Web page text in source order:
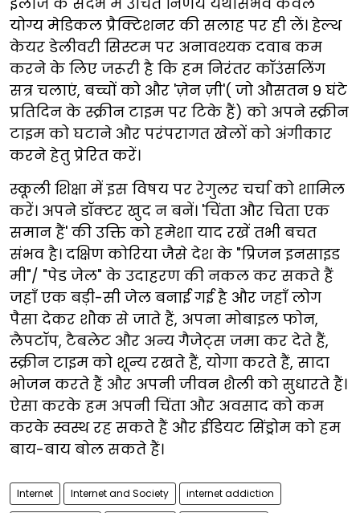
योग्य मेडिकल प्रैक्टिशनर की सलाह पर ही लें। हेल्थ
केयर डेलीवरी सिस्टम पर अनावश्यक दवाब कम
करने के लिए जरूरी है कि हम निरंतर कॉउंसलिंग
सत्र चलाएं, बच्चों को और 'ज़ेन ज़ी'( जो औसतन 9 घंटे
प्रतिदिन के स्क्रीन टाइम पर टिके हैं) को अपने स्क्रीन
टाइम को घटाने और परंपरागत खेलों को अंगीकार
करने हेतु प्रेरित करें।
स्कूली शिक्षा में इस विषय पर रेगुलर चर्चा को शामिल
करें। अपने डॉक्टर खुद न बनें। 'चिंता और चिता एक
समान हैं' की उक्ति को हमेशा याद रखें तभी बचत
संभव है। दक्षिण कोरिया जैसे देश के "प्रिजन इनसाइड
मी"/ "पेड जेल" के उदाहरण की नकल कर सकते हैं
जहाँ एक बड़ी-सी जेल बनाई गई है और जहाँ लोग
पैसा देकर शौक से जाते हैं, अपना मोबाइल फोन,
लैपटॉप, टैबलेट और अन्य गैजेट्स जमा कर देते हैं,
स्क्रीन टाइम को शून्य रखते हैं, योगा करते हैं, सादा
भोजन करते हैं और अपनी जीवन शैली को सुधारते हैं।
ऐसा करके हम अपनी चिंता और अवसाद को कम
करके स्वस्थ रह सकते हैं और ईडियट सिंड्रोम को हम
बाय-बाय बोल सकते हैं।
Internet Internet and Society internet addiction